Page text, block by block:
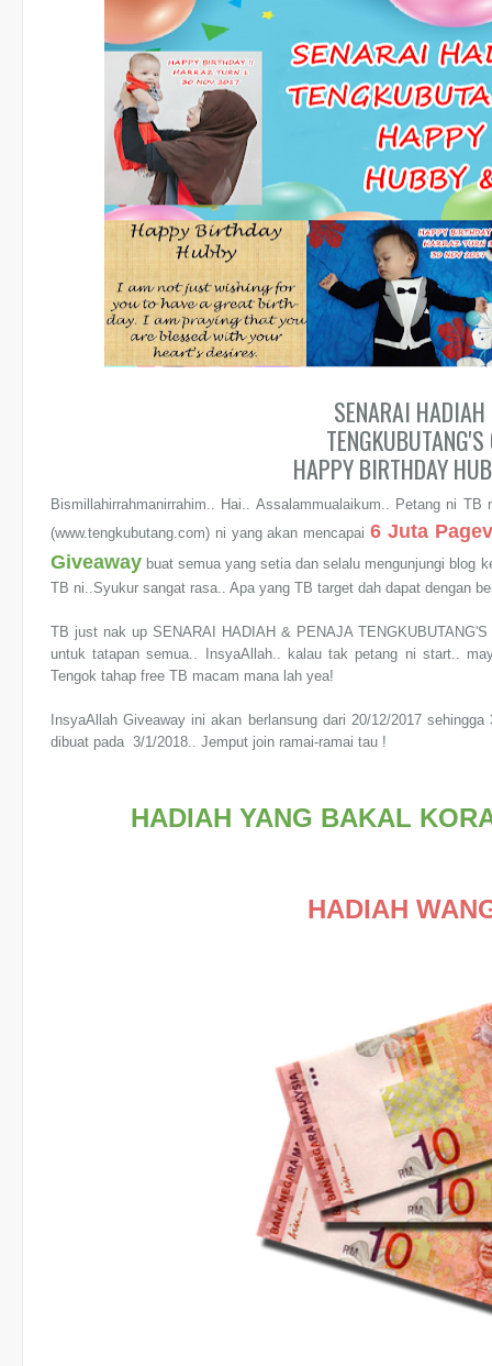
SENARAI
HAPPY BIRTHDAY
Bismillahirrahmanirrahim.. Hai.. Assalammualaikum.. Petang ni
(www.tengkubutang.com) ni yang akan mencapai6 Juta
Giveaway buat semua yang setia dan selalu mengunjungi blog
TB ni..Syukur sangat rasa.. Apa yang TB target dah dapat dengan
TB just nak up SENARAI HADIAH & PENAJA
untuk tatapan semua.. InsyaAllah.. kalau tak petang ni start..
Tengok tahap free TB macam mana lah yea!
InsyaAllah Giveaway ini akan berlansung dari 20/12/2017
dibuat pada 3/1/2018.. Jemput join ramai-ramai tau !
HADIAH YANG BAKAL
HADIAH